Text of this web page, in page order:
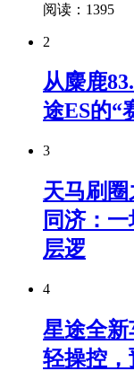
阅读：1395
2
从麋鹿
途ES的“
3
天马刷
同济：
层逻
4
星途全
轻操控，